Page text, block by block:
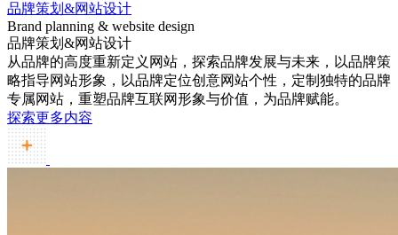
品牌策划&网站设计
Brand planning & website design
品牌策划&网站设计
从品牌的高度重新定义网站，探索品牌发展与未来，以品牌策
略指导网站形象，以品牌定位创意网站个性，定制独特的品牌
专属网站，重塑品牌互联网形象与价值，为品牌赋能。
探索更多内容